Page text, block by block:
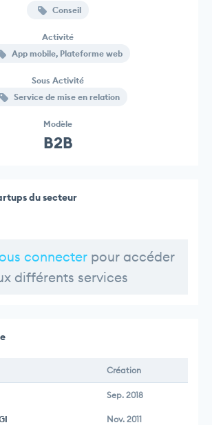
Conseil
Activité
App mobile, Plateforme web
Sous Activité
Service de mise en relation
Modèle
B2B
du secteur
connecter pour accéder
différents services
Création
Sep. 2018
Nov. 2011